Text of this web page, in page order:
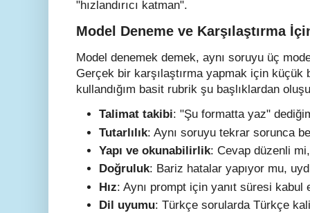
"hızlandırıcı katman".
Model Deneme ve Karşılaştırma
Model denemek demek, aynı soruyu üç
Gerçek bir karşılaştırma yapmak için küçük
kullandığım basit rubrik şu başlıklardan
Talimat takibi: "Şu formatta yaz"
Tutarlılık: Aynı soruyu tekrar sorunca
Yapı ve okunabilirlik: Cevap düzenli
Doğruluk: Bariz hatalar yapıyor mu,
Hız: Aynı prompt için yanıt süresi kabul
Dil uyumu: Türkçe sorularda Türkçe